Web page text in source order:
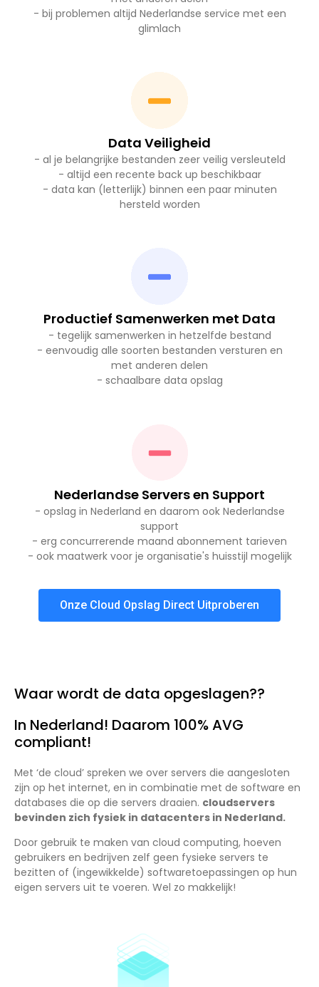
- bij problemen altijd Nederlandse service met een
glimlach
Data Veiligheid
- al je belangrijke bestanden zeer veilig versleuteld
- altijd een recente back up beschikbaar
- data kan (letterlijk) binnen een paar minuten
hersteld worden
Productief Samenwerken met Data
- tegelijk samenwerken in hetzelfde bestand
- eenvoudig alle soorten bestanden versturen en
met anderen delen
- schaalbare data opslag
Nederlandse Servers en Support
- opslag in Nederland en daarom ook Nederlandse
support
- erg concurrerende maand abonnement tarieven
- ook maatwerk voor je organisatie's huisstijl mogelijk
Onze Cloud Opslag Direct Uitproberen
Waar wordt de data opgeslagen??
In Nederland! Daarom 100% AVG
compliant!
Met ‘de cloud’ spreken we over servers die aangesloten
zijn op het internet, en in combinatie met de software en
databases die op die servers draaien. cloudservers
bevinden zich fysiek in datacenters in Nederland.
Door gebruik te maken van cloud computing, hoeven
gebruikers en bedrijven zelf geen fysieke servers te
bezitten of (ingewikkelde) softwaretoepassingen op hun
eigen servers uit te voeren. Wel zo makkelijk!